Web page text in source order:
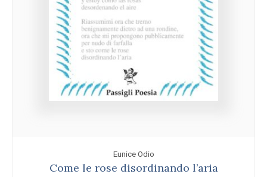
Eunice Odio
Come le rose disordinando l’aria